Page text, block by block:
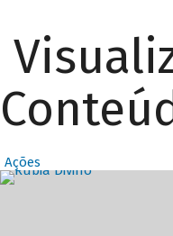
Ações